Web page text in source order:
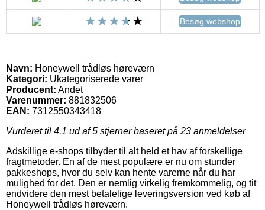
Besøg webshop
Navn: Honeywell trådløs høreværn
Kategori: Ukategoriserede varer
Producent: Andet
Varenummer: 881832506
EAN: 7312550343418
Vurderet til 4.1 ud af 5 stjerner baseret på 23 anmeldelser
Adskillige e-shops tilbyder til alt held et hav af forskellige
fragtmetoder. En af de mest populære er nu om stunder
pakkeshops, hvor du selv kan hente varerne når du har
mulighed for det. Den er nemlig virkelig fremkommelig, og tit
endvidere den mest betalelige leveringsversion ved køb af
Honeywell trådløs høreværn.